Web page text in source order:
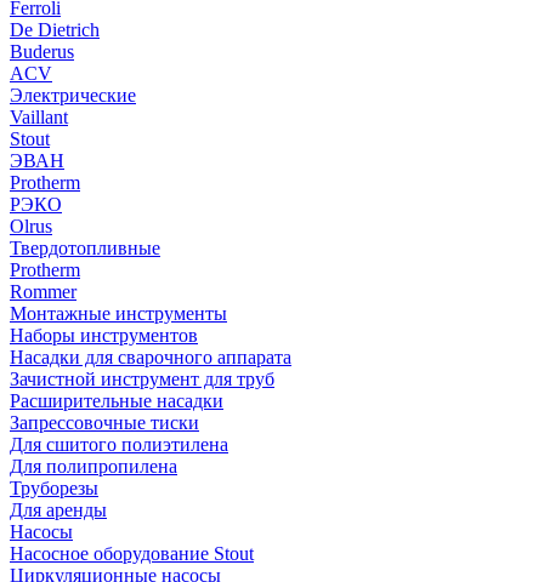
Ferroli
De Dietrich
Buderus
ACV
Электрические
Vaillant
Stout
ЭВАН
Protherm
РЭКО
Olrus
Твердотопливные
Protherm
Rommer
Монтажные инструменты
Наборы инструментов
Насадки для сварочного аппарата
Зачистной инструмент для труб
Расширительные насадки
Запрессовочные тиски
Для сшитого полиэтилена
Для полипропилена
Труборезы
Для аренды
Насосы
Насосное оборудование Stout
Циркуляционные насосы